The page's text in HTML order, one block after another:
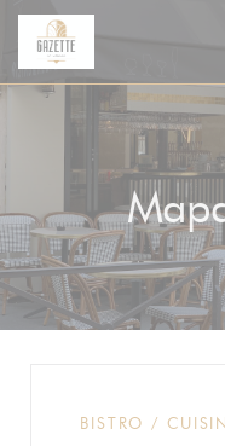
Panel pro správu cookies
BISTRO /